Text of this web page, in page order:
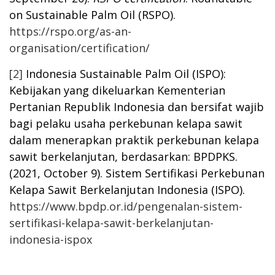
on Sustainable Palm Oil (RSPO).
https://rspo.org/as-an-
organisation/certification/
[2] Indonesia Sustainable Palm Oil (ISPO):
Kebijakan yang dikeluarkan Kementerian
Pertanian Republik Indonesia dan bersifat wajib
bagi pelaku usaha perkebunan kelapa sawit
dalam menerapkan praktik perkebunan kelapa
sawit berkelanjutan, berdasarkan: BPDPKS.
(2021, October 9). Sistem Sertifikasi Perkebunan
Kelapa Sawit Berkelanjutan Indonesia (ISPO).
https://www.bpdp.or.id/pengenalan-sistem-
sertifikasi-kelapa-sawit-berkelanjutan-
indonesia-ispox